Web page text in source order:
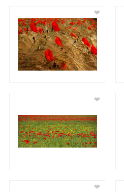
❤
❤
❤